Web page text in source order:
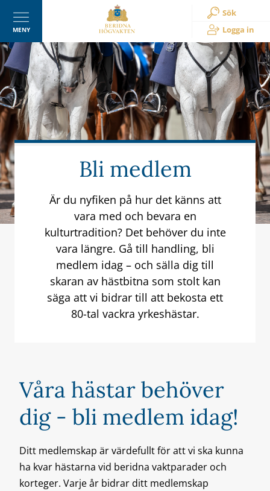
MENY
Sök
Logga in
Bli medlem
Är du nyfiken på hur det känns att
vara med och bevara en
kulturtradition? Det behöver du inte
vara längre. Gå till handling, bli
medlem idag – och sälla dig till
skaran av hästbitna som stolt kan
säga att vi bidrar till att bekosta ett
80-tal vackra yrkeshästar.
Våra hästar behöver
dig - bli medlem idag!
Ditt medlemskap är värdefullt för att vi ska kunna
ha kvar hästarna vid beridna vaktparader och
korteger. Varje år bidrar ditt medlemskap